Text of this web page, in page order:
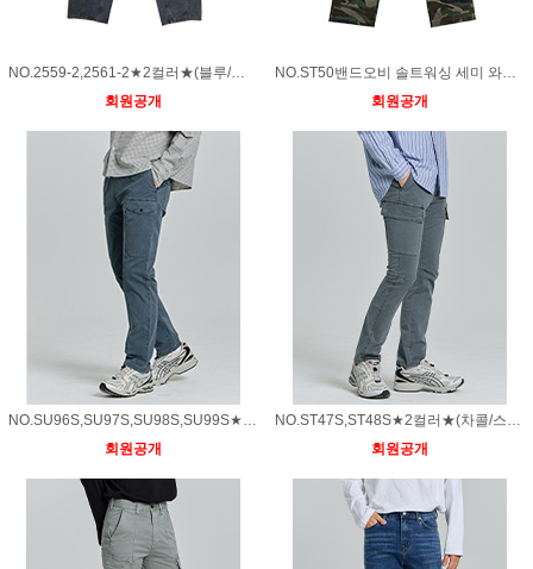
NO.2559-2,2561-2★2컬러★(블루/블랙)밴드오비 솔트워싱 세미 와이드 카고팬츠
회원공개
NO.ST50밴드오비 솔트워싱 세미 와이드 카고팬츠
회원공개
NO.SU96S,SU97S,SU98S,SU99S★4컬러★(그레이/딥카키/베이지/아이보리)코튼스판 앞포켓 테이퍼드핏 밴딩 팬츠
회원공개
NO.ST47S,ST48S★2컬러★(차콜/스톤베이지)가먼트다잉 카고 베이직핏 밴딩 팬츠
회원공개